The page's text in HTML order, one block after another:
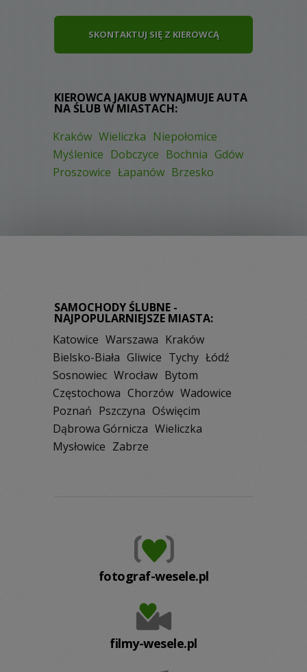
SKONTAKTUJ SIĘ Z KIEROWCĄ
KIEROWCA JAKUB WYNAJMUJE AUTA
NA ŚLUB W MIASTACH:
Kraków Wieliczka Niepołomice
Myślenice Dobczyce Bochnia Gdów
Proszowice Łapanów Brzesko
SAMOCHODY ŚLUBNE -
NAJPOPULARNIEJSZE MIASTA:
Katowice Warszawa Kraków
Bielsko-Biała Gliwice Tychy Łódź
Sosnowiec Wrocław Bytom
Częstochowa Chorzów Wadowice
Poznań Pszczyna Oświęcim
Dąbrowa Górnicza Wieliczka
Mysłowice Zabrze
fotograf-wesele.pl
filmy-wesele.pl